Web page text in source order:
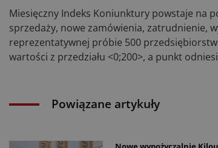
Miesięczny Indeks Koniunktury powstaje na
sprzedaży, nowe zamówienia, zatrudnienie,
reprezentatywnej próbie 500
wartości z przedziału <0;200>, a punkt
Powiązane artykuły